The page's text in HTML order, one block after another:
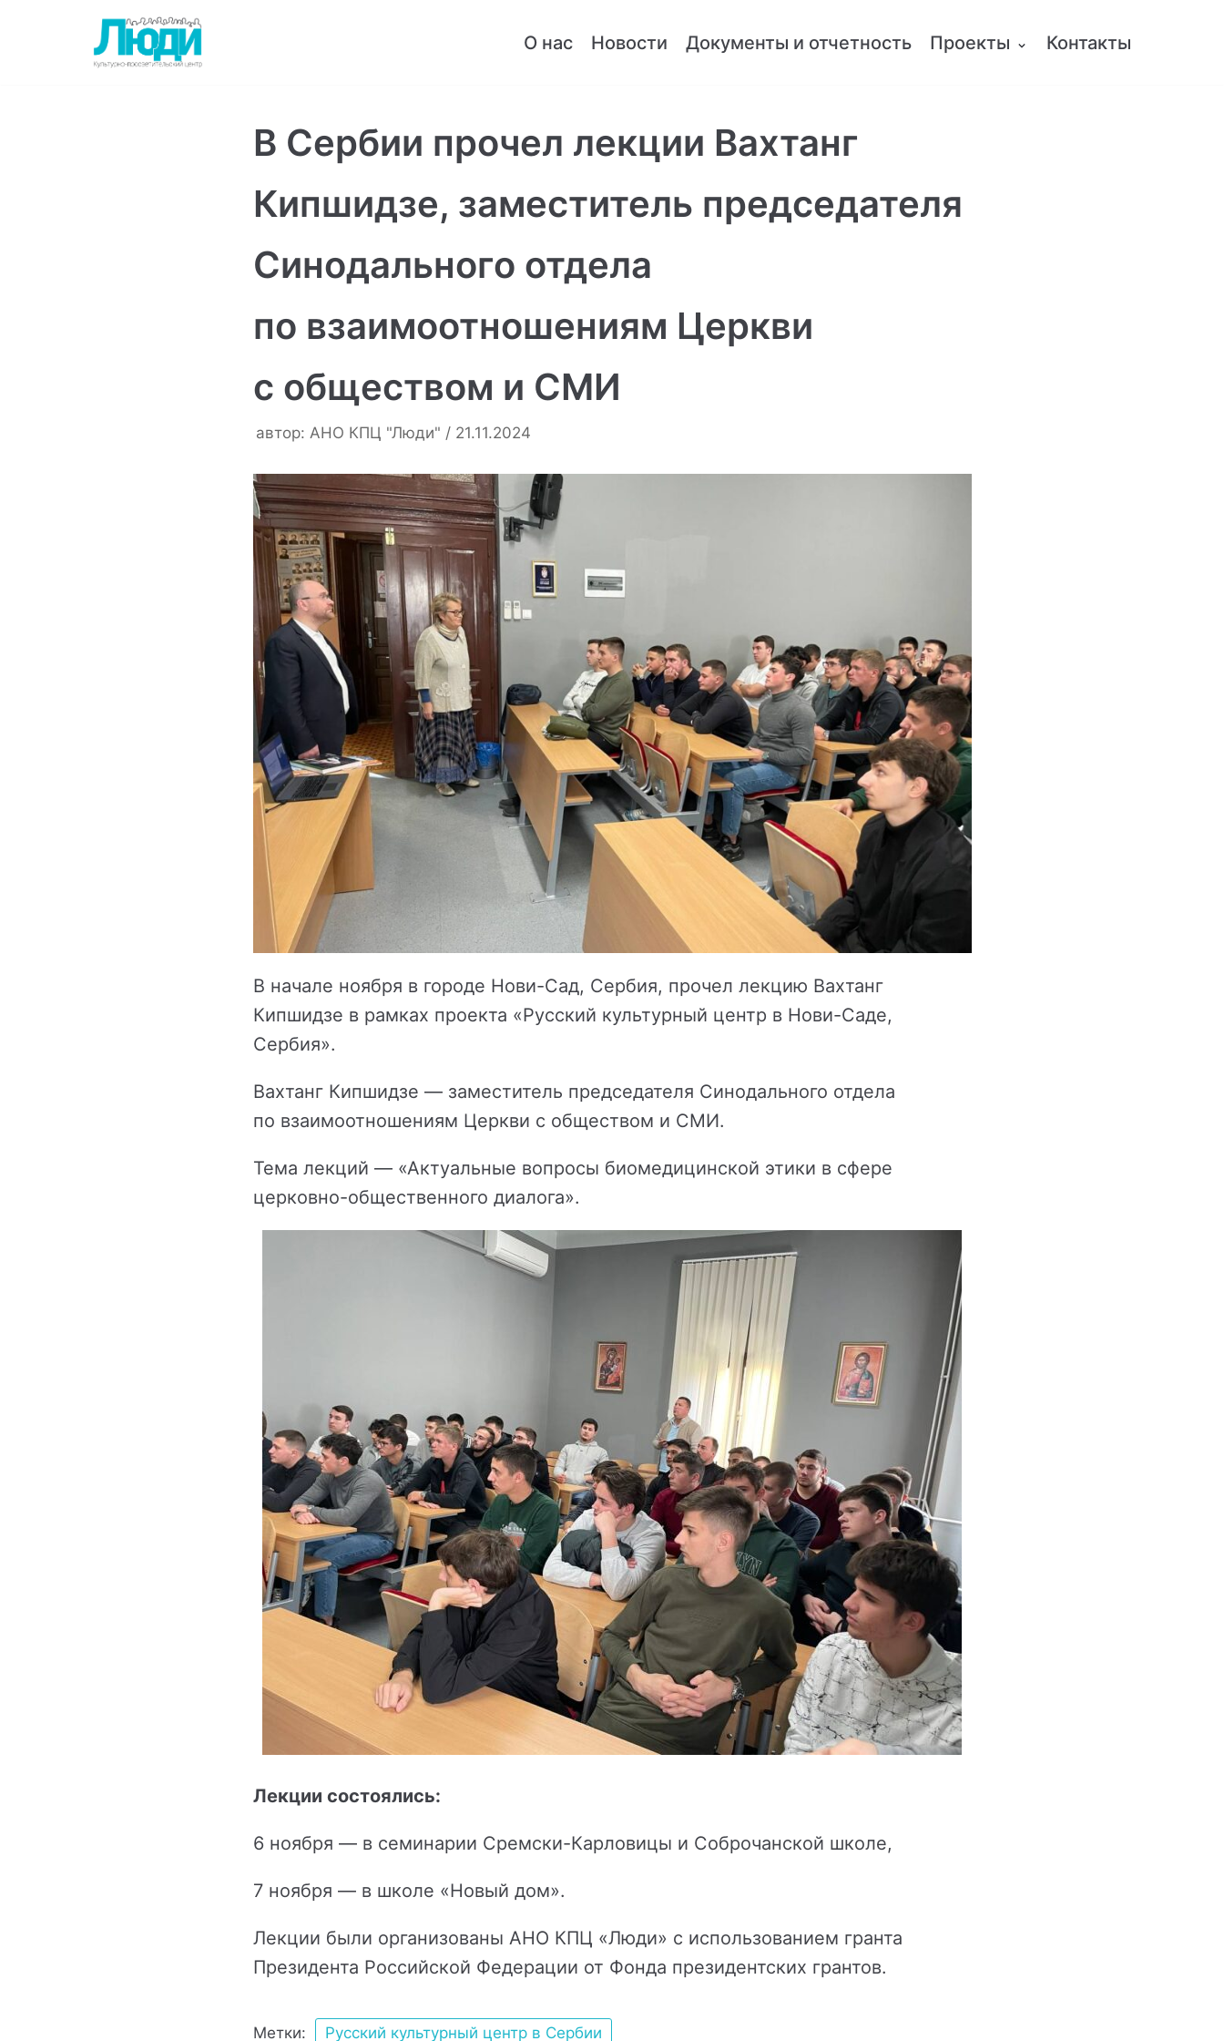
О нас Новости Документы и отчетность Проекты Контакты
В Сербии прочел лекции Вахтанг
Кипшидзе, заместитель председателя
Синодального отдела
по взаимоотношениям Церкви
с обществом и СМИ
автор: АНО КПЦ "Люди" 21.11.2024
В начале ноября в городе Нови-Сад, Сербия, прочел лекцию Вахтанг
Кипшидзе в рамках проекта «Русский культурный центр в Нови-Саде,
Сербия».
Вахтанг Кипшидзе — заместитель председателя Синодального отдела
по взаимоотношениям Церкви с обществом и СМИ.
Тема лекций — «Актуальные вопросы биомедицинской этики в сфере
церковно-общественного диалога».
Лекции состоялись:
6 ноября — в семинарии Сремски-Карловицы и Соброчанской школе,
7 ноября — в школе «Новый дом».
Лекции были организованы АНО КПЦ «Люди» с использованием гранта
Президента Российской Федерации от Фонда президентских грантов.
Метки: Русский культурный центр в Сербии